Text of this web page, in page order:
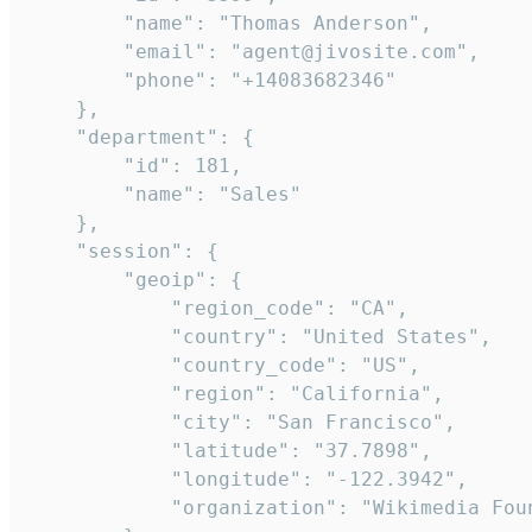
        "name": "Thomas Anderson",
        "email": "agent@jivosite.com",
        "phone": "+14083682346"
    },
    "department": {
        "id": 181,
        "name": "Sales"
    },
    "session": {
        "geoip": {
            "region_code": "CA",
            "country": "United States",
            "country_code": "US",
            "region": "California",
            "city": "San Francisco",
            "latitude": "37.7898",
            "longitude": "-122.3942",
"organization": "Wikimedia